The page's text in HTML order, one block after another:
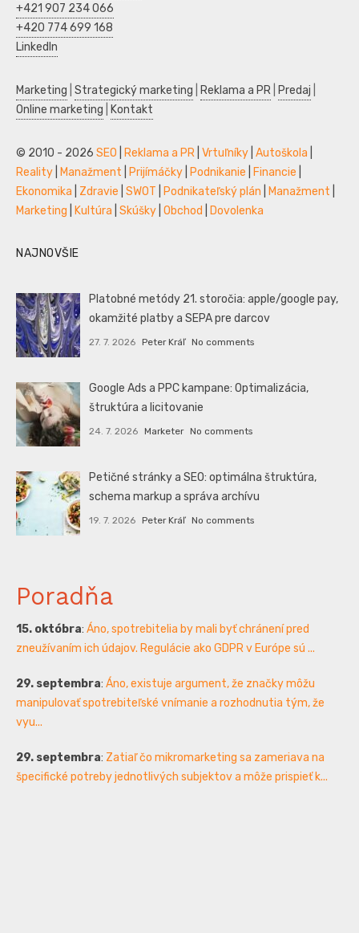
+421 907 234 066
+420 774 699 168
LinkedIn
Marketing Strategický marketing Reklama a PR Predaj
Online marketing
Kontakt
© 2010 - 2026 SEO Reklama a PR Vrtuľníky Autoškola
Reality
Manažment Prijímáčky Podnikanie Financie
Ekonomika
Zdravie SWOT Podnikateľský plán Manažment
Marketing
Kultúra Skúšky Obchod Dovolenka
NAJNOVŠIE
Platobné metódy 21. storočia: apple/google pay,
okamžité platby a SEPA pre darcov
27. 7. 2026 Peter Kráľ No comments
Google Ads a PPC kampane: Optimalizácia,
štruktúra a licitovanie
24. 7. 2026 Marketer No comments
Petičné stránky a SEO: optimálna štruktúra,
schema markup a správa archívu
19. 7. 2026 Peter Kráľ No comments
Poradňa
15. októbra: Áno, spotrebitelia by mali byť chránení pred
zneužívaním ich údajov. Regulácie ako GDPR v Európe sú ...
29. septembra: Áno, existuje argument, že značky môžu
manipulovať spotrebiteľské vnímanie a rozhodnutia tým, že
vyu...
29. septembra: Zatiaľ čo mikromarketing sa zameriava na
špecifické potreby jednotlivých subjektov a môže prispieť k...